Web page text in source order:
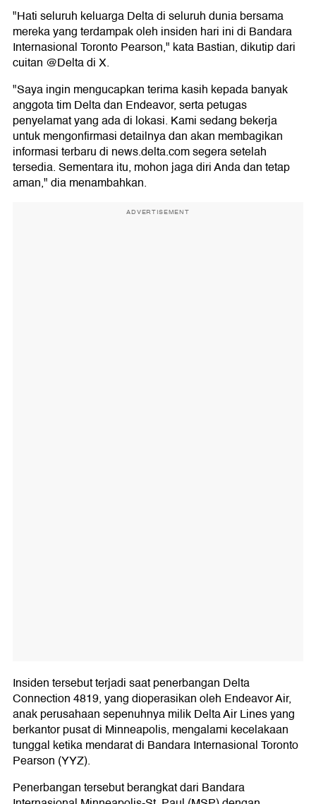
"Hati seluruh keluarga Delta di seluruh dunia bersama
mereka yang terdampak oleh insiden hari ini di Bandara
Internasional Toronto Pearson," kata Bastian, dikutip dari
cuitan @Delta di X.
"Saya ingin mengucapkan terima kasih kepada banyak
anggota tim Delta dan Endeavor, serta petugas
penyelamat yang ada di lokasi. Kami sedang bekerja
untuk mengonfirmasi detailnya dan akan membagikan
informasi terbaru di news.delta.com segera setelah
tersedia. Sementara itu, mohon jaga diri Anda dan tetap
aman," dia menambahkan.
ADVERTISEMENT
Insiden tersebut terjadi saat penerbangan Delta
Connection 4819, yang dioperasikan oleh Endeavor Air,
anak perusahaan sepenuhnya milik Delta Air Lines yang
berkantor pusat di Minneapolis, mengalami kecelakaan
tunggal ketika mendarat di Bandara Internasional Toronto
Pearson (YYZ).
Penerbangan tersebut berangkat dari Bandara